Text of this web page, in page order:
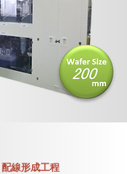
線形成工程